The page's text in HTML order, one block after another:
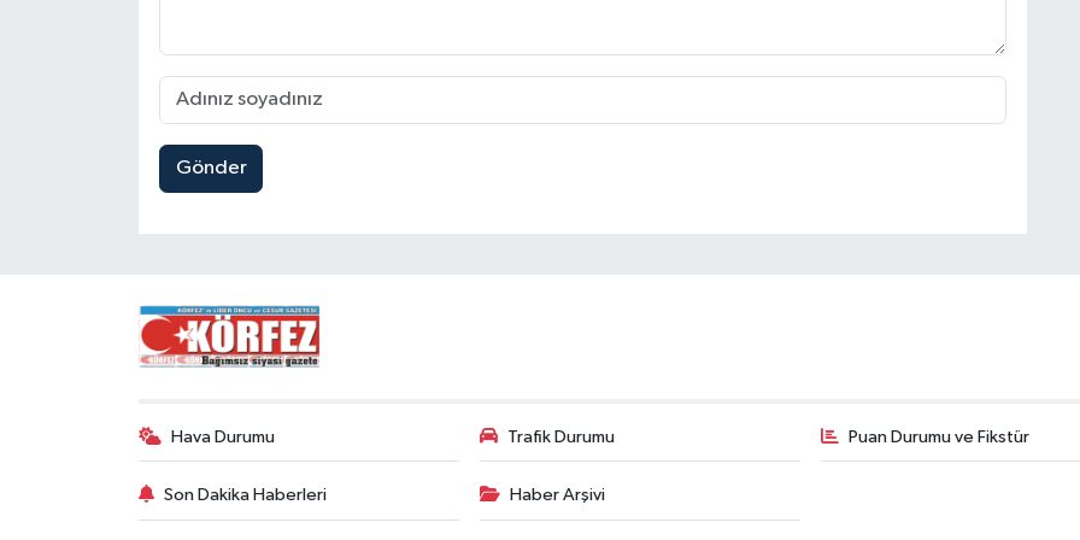
Gönder
Hava Durumu Trafik Durumu Puan Durumu ve Fikstür
Son Dakika Haberleri Haber Arşivi